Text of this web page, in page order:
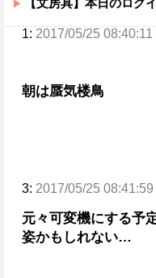
【文房具】本日のログ
1: 2017/05/25
朝は蜃気楼鳥
3: 2017/05/25
元々可変機にする予
姿かもしれない…